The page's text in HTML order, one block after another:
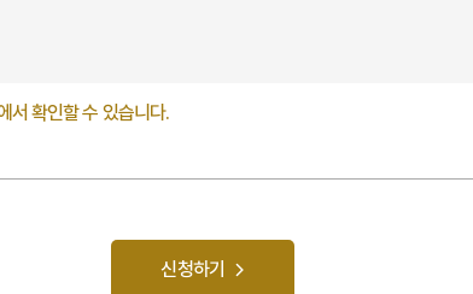
서 확인할 수 있습니다.
신청하기